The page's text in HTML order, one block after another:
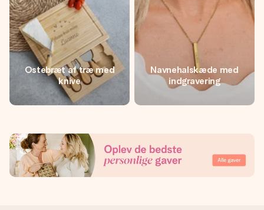
Ostebræt af træ med
knive
Navnehalskæde med
indgravering